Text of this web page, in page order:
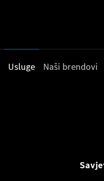
Usluge Naši brendovi